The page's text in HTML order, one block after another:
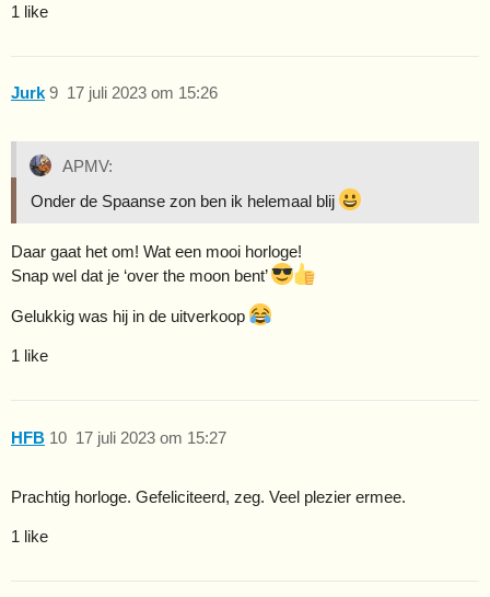
1 like
Jurk 17 juli 2023 om 15:26
9
APMV:
Onder de Spaanse zon ben ik helemaal blij
Daar gaat het om! Wat een mooi horloge!
Snap wel dat je ‘over the moon bent’
Gelukkig was hij in de uitverkoop
1 like
HFB 17 juli 2023 om 15:27
10
Prachtig horloge. Gefeliciteerd, zeg. Veel plezier ermee.
1 like